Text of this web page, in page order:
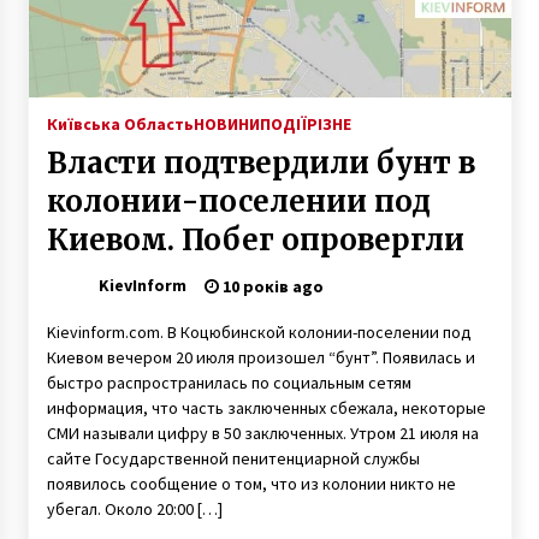
Внаслідок пожежі у столичному хостелі
загинула людина
Кличко обещает отремонтировать 200 км
10 років ago
У Київській області прикордонники зі
стріляниною затримали браконьєра
6 років ago
У п’ятницю в Києві збережеться прохолодна
погода
6 років ago
Фонд державного майна України – за чи
проти територіальної громади?
Київська ОбластьНОВИНИПОДІЇРІЗНЕ
Власти подтвердили бунт в
колонии-поселении под
Киевом. Побег опровергли
KievInform 10 років ago
Kievinform.com. В Коцюбинской колонии-поселении под
Киевом вечером 20 июля произошел “бунт”. Появилась и
быстро распространилась по социальным сетям
информация, что часть заключенных сбежала, некоторые
СМИ называли цифру в 50 заключенных. Утром 21 июля на
сайте Государственной пенитенциарной службы
появилось сообщение о том, что из колонии никто не
убегал. Около 20:00 […]